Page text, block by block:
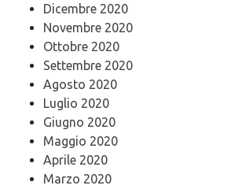
Dicembre 2020
Novembre 2020
Ottobre 2020
Settembre 2020
Agosto 2020
Luglio 2020
Giugno 2020
Maggio 2020
Aprile 2020
Marzo 2020